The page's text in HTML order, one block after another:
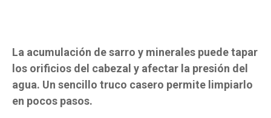
La acumulación de sarro y minerales puede tapar
los orificios del cabezal y afectar la presión del
agua. Un sencillo truco casero permite limpiarlo
en pocos pasos.